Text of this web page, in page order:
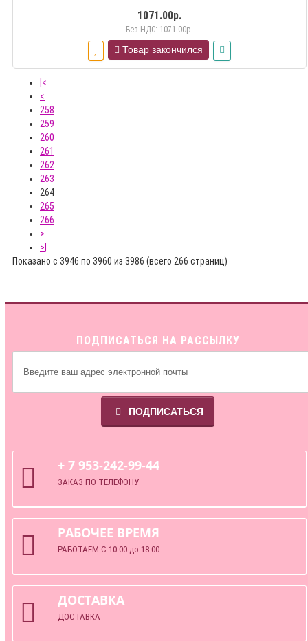
1071.00р.
Без НДС: 1071.00р.
Товар закончился
|<
<
258
259
260
261
262
263
264
265
266
>
>|
Показано с 3946 по 3960 из 3986 (всего 266 страниц)
ПОДПИСАТЬСЯ НА РАССЫЛКУ
ПОДПИСАТЬСЯ
+ 7 953-242-99-44
ЗАКАЗ ПО ТЕЛЕФОНУ
РАБОЧЕЕ ВРЕМЯ
РАБОТАЕМ С 10:00 до 18:00
ДОСТАВКА
ДОСТАВКА